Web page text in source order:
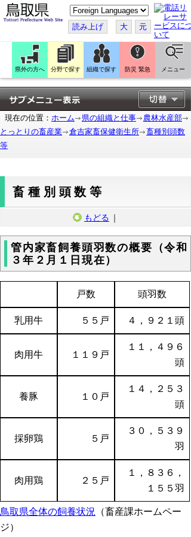
こ
の
ペ
ー
ジ
翻
訳
す
る
読み上げ 大 元
県外の方へ 分野で探す 組織で探す 防災 緊急 メニュー
現在の位置： ホーム 県の組織と仕事
農林水産部
とっとりの畜産業
倉吉家畜保健衛生所
畜種別頭数
等
畜種別頭数等
もどる ｜
管内家畜飼養頭羽数の概要（令和
３年２月１日現在）
戸数 頭羽数
乳用牛 ５５戸 ４，９２１頭
肉用牛 １１９戸
１１，４９６
頭
養豚 １０戸
１４，２５３
頭
採卵鶏 ５戸
３０，５３９
羽
肉用鶏 ２５戸
１，８３６，
１５５羽
鳥取県全体の飼養状況 （畜産課ホームペー
ジ）